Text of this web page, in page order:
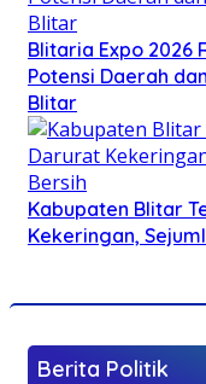
Blitaria Expo 2026
Potensi Daerah
Blitar
Kabupaten Blitar
Kekeringan,
Berita Politik